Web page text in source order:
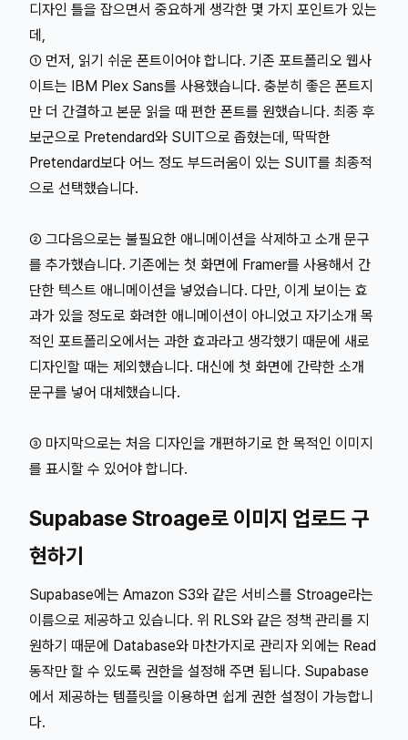
디자인 틀을 잡으면서 중요하게 생각한 몇 가지 포인트가 있는
데,
① 먼저, 읽기 쉬운 폰트이어야 합니다. 기존 포트폴리오 웹사
이트는 IBM Plex Sans를 사용했습니다. 충분히 좋은 폰트지
만 더 간결하고 본문 읽을 때 편한 폰트를 원했습니다. 최종 후
보군으로 Pretendard와 SUIT으로 좁혔는데, 딱딱한
Pretendard보다 어느 정도 부드러움이 있는 SUIT를 최종적
으로 선택했습니다.
② 그다음으로는 불필요한 애니메이션을 삭제하고 소개 문구
를 추가했습니다. 기존에는 첫 화면에 Framer를 사용해서 간
단한 텍스트 애니메이션을 넣었습니다. 다만, 이게 보이는 효
과가 있을 정도로 화려한 애니메이션이 아니었고 자기소개 목
적인 포트폴리오에서는 과한 효과라고 생각했기 때문에 새로
디자인할 때는 제외했습니다. 대신에 첫 화면에 간략한 소개
문구를 넣어 대체했습니다.
③ 마지막으로는 처음 디자인을 개편하기로 한 목적인 이미지
를 표시할 수 있어야 합니다.
Supabase Stroage로 이미지 업로드 구
현하기
Supabase에는 Amazon S3와 같은 서비스를 Stroage라는
이름으로 제공하고 있습니다. 위 RLS와 같은 정책 관리를 지
원하기 때문에 Database와 마찬가지로 관리자 외에는 Read
동작만 할 수 있도록 권한을 설정해 주면 됩니다. Supabase
에서 제공하는 템플릿을 이용하면 쉽게 권한 설정이 가능합니
다.